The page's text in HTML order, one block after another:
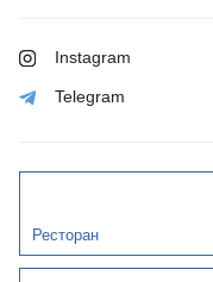
Instagram
Telegram
Ресторан